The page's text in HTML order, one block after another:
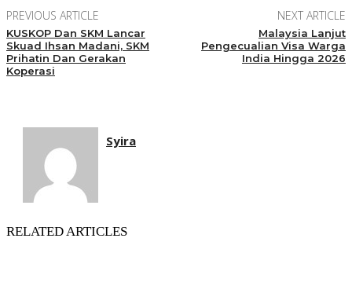
PREVIOUS ARTICLE
KUSKOP Dan SKM Lancar
Skuad Ihsan Madani, SKM
Prihatin Dan Gerakan
Koperasi
NEXT ARTICLE
Malaysia Lanjut
Pengecualian Visa Warga
India Hingga 2026
Syira
RELATED ARTICLES